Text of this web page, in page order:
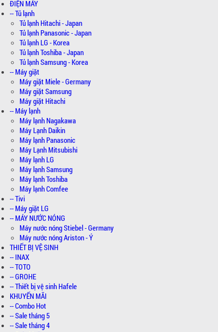
ĐIỆN MÁY
-- Tủ lạnh
Tủ lạnh Hitachi - Japan
Tủ lạnh Panasonic - Japan
Tủ lạnh LG - Korea
Tủ lạnh Toshiba - Japan
Tủ lạnh Samsung - Korea
-- Máy giặt
Máy giặt Miele - Germany
Máy giặt Samsung
Máy giặt Hitachi
-- Máy lạnh
Máy lạnh Nagakawa
Máy Lạnh Daikin
Máy lạnh Panasonic
Máy Lạnh Mitsubishi
Máy lạnh LG
Máy lạnh Samsung
Máy lạnh Toshiba
Máy lạnh Comfee
-- Tivi
-- Máy giặt LG
-- MÁY NƯỚC NÓNG
Máy nước nóng Stiebel - Germany
Máy nước nóng Ariston - Ý
THIẾT BỊ VỆ SINH
-- INAX
-- TOTO
-- GROHE
-- Thiết bị vệ sinh Hafele
KHUYẾN MÃI
-- Combo Hot
-- Sale tháng 5
-- Sale tháng 4